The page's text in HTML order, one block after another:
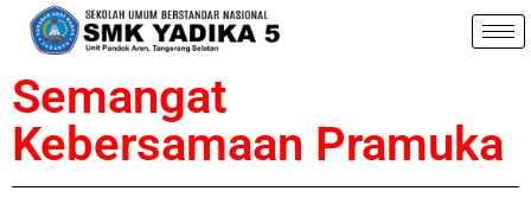
Semangat
Kebersamaan Pramuka